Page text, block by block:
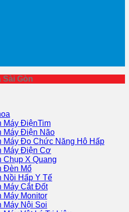
Sài Gòn
Máy ĐiệnTim
Máy Điện Não
Máy Đo Chức Năng Hô Hấp
Máy Điện Cơ
Chụp X Quang
Đèn Mổ
Nồi Hấp Y Tế
Máy Cắt Đốt
Máy Monitor
Máy Nội Soi